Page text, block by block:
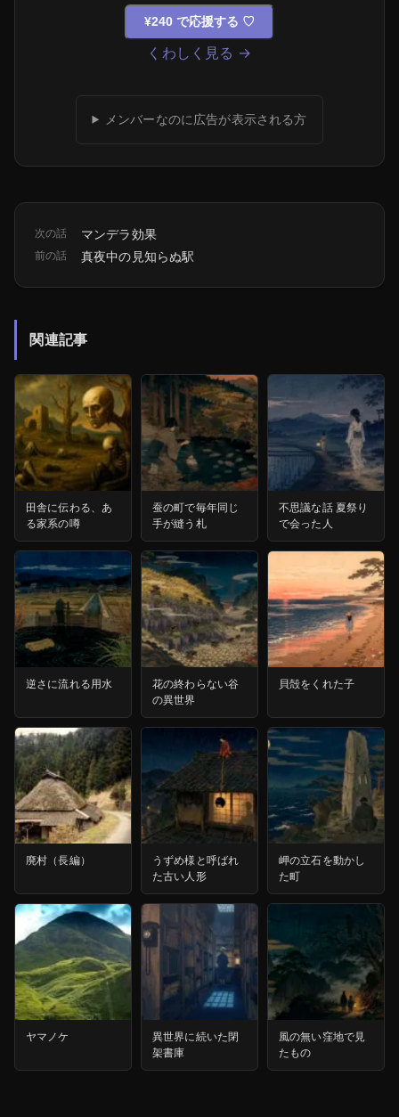
¥240 で応援する ♡
くわしく見る →
メンバーなのに広告が表示される方
次の話 マンデラ効果
前の話 真夜中の見知らぬ駅
関連記事
田舎に伝わる、あ
る家系の噂
蚕の町で毎年同じ
手が縫う札
不思議な話 夏祭り
で会った人
逆さに流れる用水
花の終わらない谷
の異世界
貝殻をくれた子
廃村（長編）
うずめ様と呼ばれ
た古い人形
岬の立石を動かし
た町
ヤマノケ
異世界に続いた閉
架書庫
風の無い窪地で見
たもの